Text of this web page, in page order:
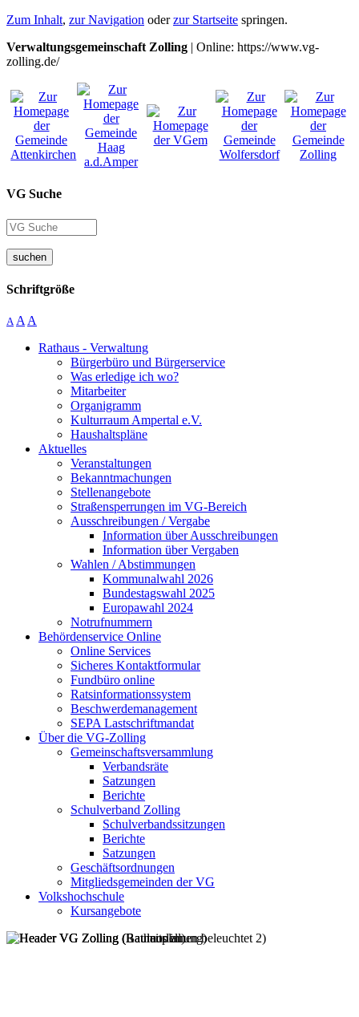
Zum Inhalt, zur Navigation oderzur Startseite springen.
Verwaltungsgemeinschaft Zolling | Online: https://www.vg-
zolling.de/
VG Suche
suchen
Schriftgröße
A A A
Rathaus - Verwaltung
Bürgerbüro und Bürgerservice
Was erledige ich wo?
Mitarbeiter
Organigramm
Kulturraum Ampertal e.V.
Haushaltspläne
Aktuelles
Veranstaltungen
Bekanntmachungen
Stellenangebote
Straßensperrungen im VG-Bereich
Ausschreibungen / Vergabe
Information über Ausschreibungen
Information über Vergaben
Wahlen / Abstimmungen
Kommunalwahl 2026
Bundestagswahl 2025
Europawahl 2024
Notrufnummern
Behördenservice Online
Online Services
Sicheres Kontaktformular
Fundbüro online
Ratsinformationssystem
Beschwerdemanagement
SEPA Lastschriftmandat
Über die VG-Zolling
Gemeinschaftsversammlung
Verbandsräte
Satzungen
Berichte
Schulverband Zolling
Schulverbandssitzungen
Berichte
Satzungen
Geschäftsordnungen
Mitgliedsgemeinden der VG
Volkshochschule
Kursangebote